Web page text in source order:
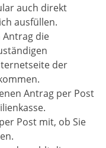
auch direkt
ausfüllen.
die
der
Antrag per Post
Post mit, ob Sie